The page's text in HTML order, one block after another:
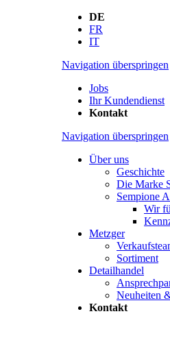
DE
FR
IT
Navigation überspringen
Jobs
Ihr Kundendienst
Kontakt
Navigation überspringen
Über uns
Geschichte
Die Marke
Sempione
Wir
Metzger
Sortiment
Detailhandel
Neuheiten
Kontakt